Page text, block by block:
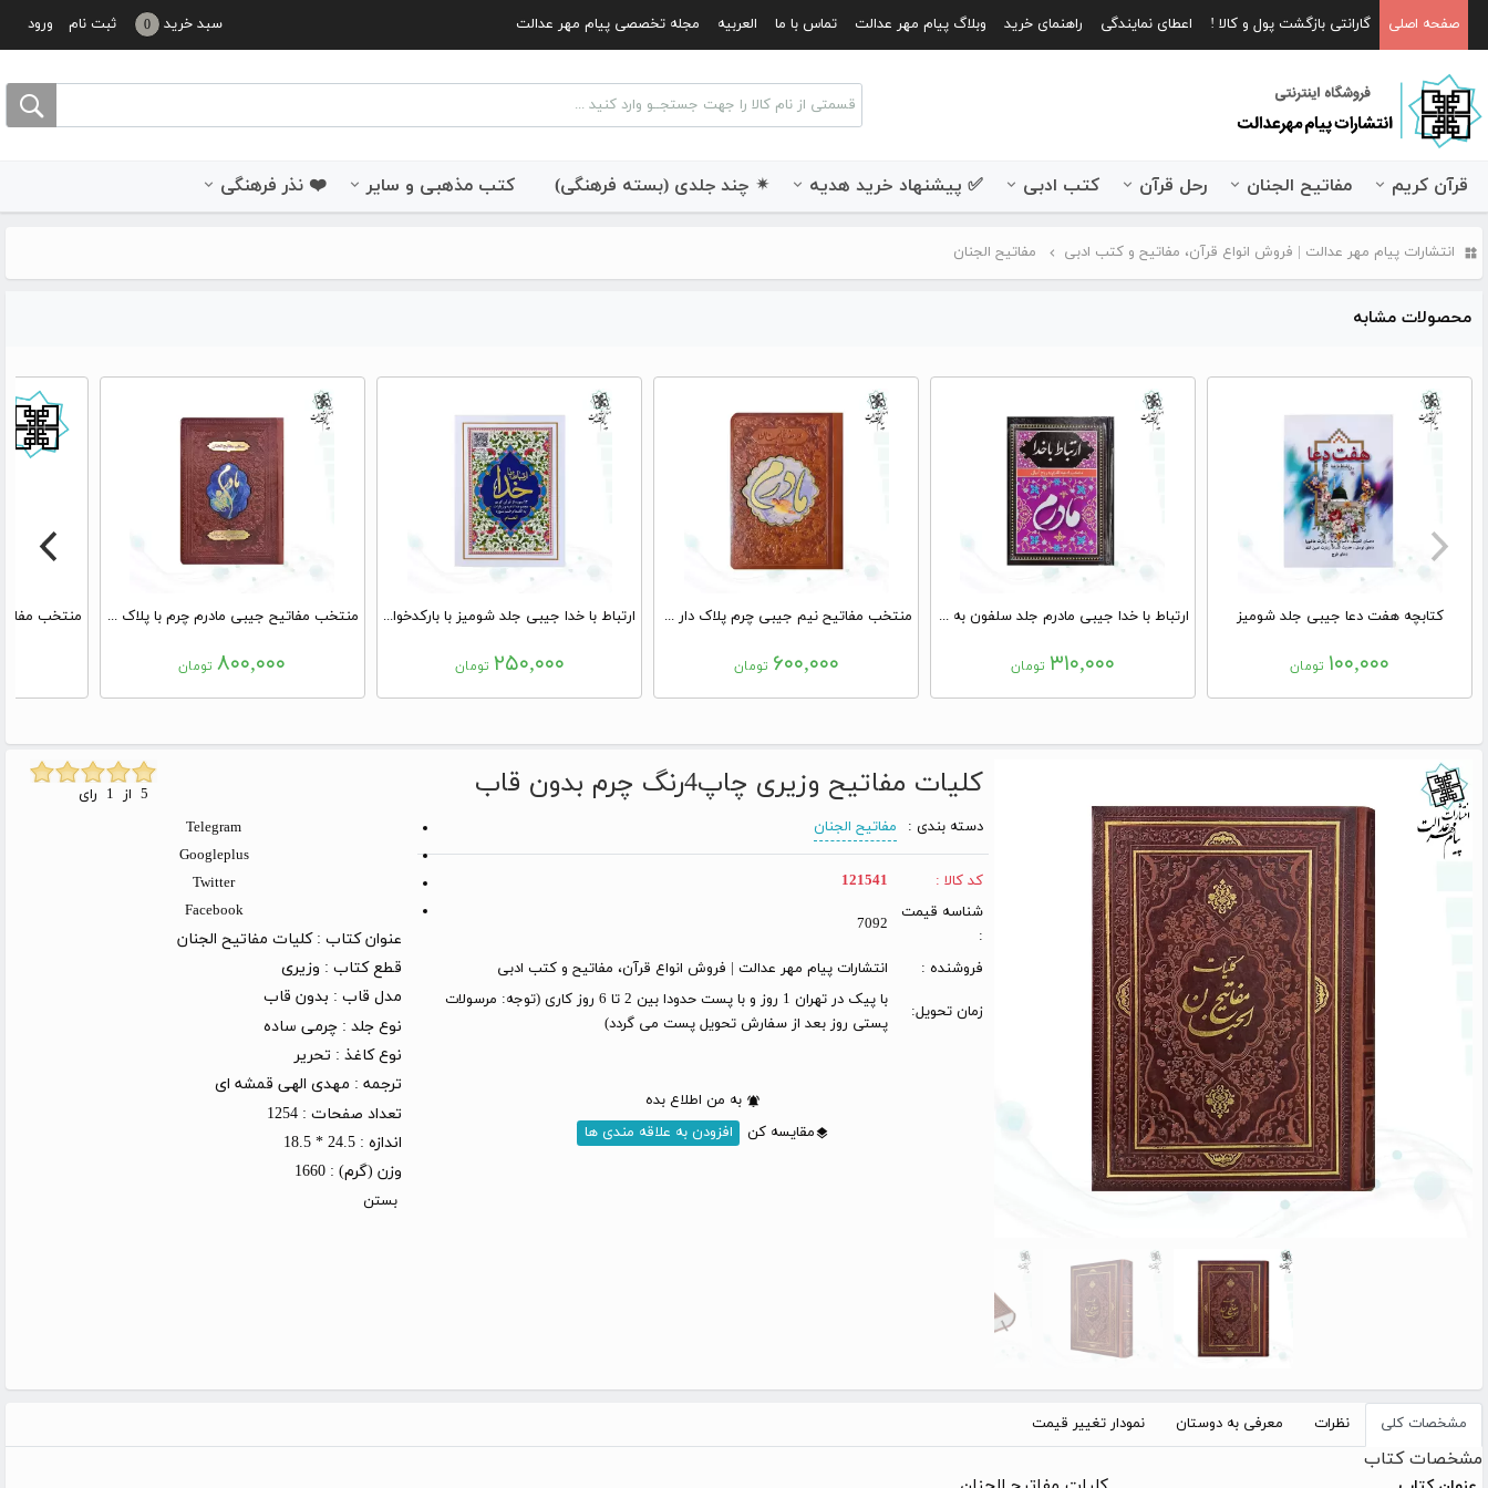
ورود ثبت نام سبد خرید 0 صفحه اصلی گارانتی بازگشت پول و کالا ! اعطای نمایندگی راهنمای خرید وبلاگ پیام مهر عدالت تماس با ما العربیه مجله تخصصی پیام مهر عدالت
قرآن کریم مفاتیح الجنان رحل قرآن کتب ادبی ✅ پیشنهاد خرید هدیه ✴ چند جلدی (بسته فرهنگی) کتب مذهبی و سایر ❤️ نذر فرهنگی
انتشارات پیام مهر عدالت | فروش انواع قرآن، مفاتیح و کتب ادبی مفاتیح الجنان
محصولات مشابه
کتابچه هفت دعا جیبی جلد شومیز
۱۰۰,۰۰۰ تومان
ارتباط با خدا جیبی مادرم جلد سلفون به همراه انعام و یس
۳۱۰,۰۰۰ تومان
منتخب مفاتیح نیم جیبی چرم پلاک دار مادرم
۶۰۰,۰۰۰ تومان
ارتباط با خدا جیبی جلد شومیز با بارکدخوان
۲۵۰,۰۰۰ تومان
منتخب مفاتیح جیبی مادرم چرم با پلاک آبی جدید
۸۰۰,۰۰۰تومان
کلیات مفاتیح وزیری چاپ4رنگ چرم بدون قاب
دسته بندی :
مفاتیح الجنان
کد کالا :
121541
شناسه قیمت
:
7092
فروشنده : انتشارات پیام مهر عدالت | فروش انواع قرآن، مفاتیح و کتب ادبی
زمان تحویل:
با پیک در تهران 1 روز و با پست حدودا بین 2 تا 6 روز کاری (توجه: مرسولات
پستی روز بعد از سفارش تحویل پست می گردد)
به من اطلاع بده
مقایسه کن
افزودن به علاقه مندی ها
Telegram
Googleplus
Twitter
Facebook
عنوان کتاب :کلیات مفاتیح الجنان
قطع کتاب : وزیری
مدل قاب : بدون قاب
نوع جلد :چرمی ساده
نوع کاغذ : تحریر
ترجمه : مهدی الهی قمشه ای
تعداد صفحات :1254
اندازه :24.5 * 18.5
وزن (گرم) :1660
بستن
مشخصات کلی نظرات معرفی به دوستان نمودار تغییر قیمت
مشخصات کتاب